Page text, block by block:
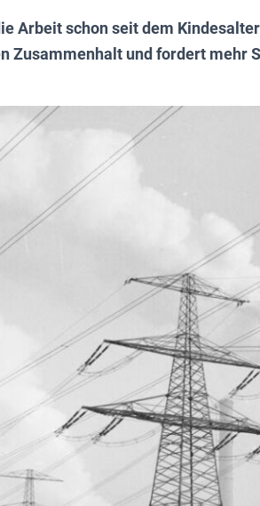
Arbeit schon seit dem
Zusammenhalt und fordert mehr